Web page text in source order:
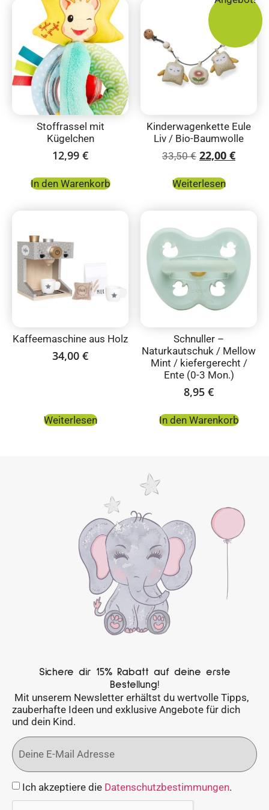
Stoffrassel mit
Kügelchen
12,99 €
In den Warenkorb
Kinderwagenkette Eule
Liv / Bio-Baumwolle
33,50€ 22,00 €
Weiterlesen
Kaffeemaschine aus Holz
34,00 €
Weiterlesen
Schnuller –
Naturkautschuk / Mellow
Mint / kiefergerecht /
Ente (0-3 Mon.)
8,95 €
In den Warenkorb
Sichere dir 15% Rabatt auf deine erste
Bestellung!
Mit unserem Newsletter erhältst du wertvolle Tipps,
zauberhafte Ideen und exklusive Angebote für dich
und dein Kind.
Ich akzeptiere die Datenschutzbestimmungen.